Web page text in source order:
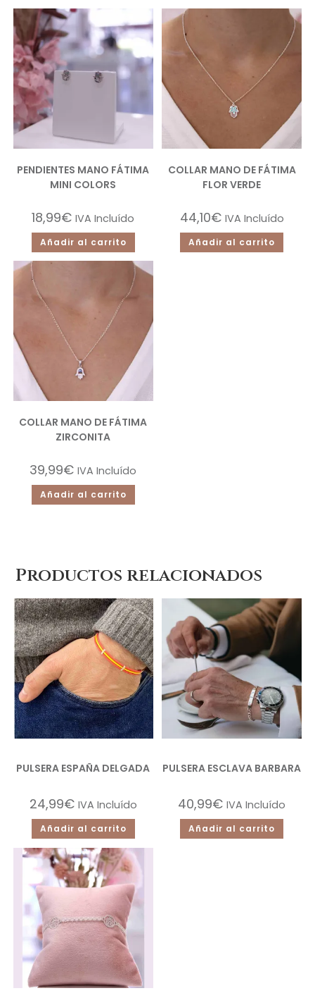
PENDIENTES MANO FÁTIMA
MINI COLORS
18,99€ IVA Incluído
Añadir al carrito
COLLAR MANO DE FÁTIMA
FLOR VERDE
44,10€ IVA Incluído
Añadir al carrito
COLLAR MANO DE FÁTIMA
ZIRCONITA
39,99€ IVA Incluído
Añadir al carrito
Productos relacionados
PULSERA ESPAÑA DELGADA
24,99€ IVA Incluído
Añadir al carrito
PULSERA ESCLAVA BARBARA
40,99€ IVA Incluído
Añadir al carrito